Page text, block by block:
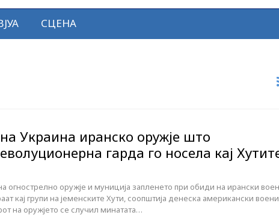
СЦЕНА
Украина иранско оружје што
гарда го носела кај
огнострелно оружје и муниција запленето при обиди на ирански
кај групи на јеменските Хути, соопштија денеска американски воени
на оружјето се случил минатата…